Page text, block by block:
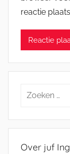
reactie
Zoeken
Over juf